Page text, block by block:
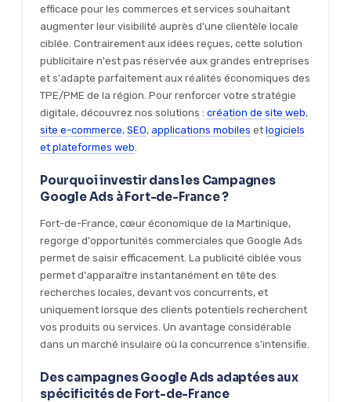
efficace pour les commerces et services souhaitant
augmenter leur visibilité auprès d'une clientèle locale
ciblée. Contrairement aux idées reçues, cette solution
publicitaire n'est pas réservée aux grandes entreprises
et s'adapte parfaitement aux réalités économiques des
TPE/PME de la région. Pour renforcer votre stratégie
digitale, découvrez nos solutions : création de site web,
site e-commerce, SEO, applications mobiles et logiciels
et plateformes web
Pourquoi investir dans les Campagnes
Google Ads à Fort-de-France ?
Fort-de-France, cœur économique de la Martinique,
regorge d'opportunités commerciales que Google Ads
permet de saisir efficacement. La publicité ciblée vous
permet d'apparaître instantanément en tête des
recherches locales, devant vos concurrents, et
uniquement lorsque des clients potentiels recherchent
vos produits ou services. Un avantage considérable
dans un marché insulaire où la concurrence s'intensifie.
Des campagnes Google Ads adaptées aux
spécificités de Fort-de-France